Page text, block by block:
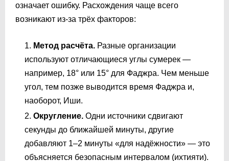
означает ошибку. Расхождения чаще всего
возникают из-за трёх факторов:
Метод расчёта. Разные организации
используют отличающиеся углы сумерек —
например, 18° или 15° для Фаджра. Чем меньше
угол, тем позже выводится время Фаджра и,
наоборот, Иши.
Округление. Одни источники сдвигают
секунды до ближайшей минуты, другие
добавляют 1–2 минуты «для надёжности» — это
объясняется безопасным интервалом (ихтияти).